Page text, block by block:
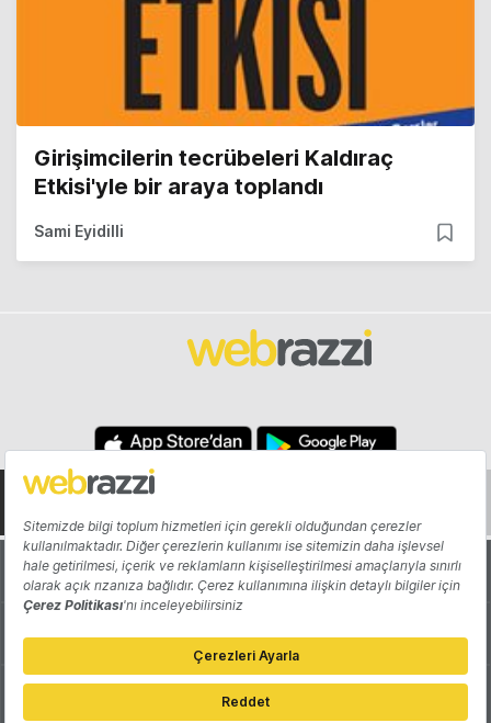
Girişimcilerin tecrübeleri Kaldıraç
Etkisi'yle bir araya toplandı
Sami Eyidilli
Hakkında Yazarlar
Katkıda Bulun Reklam